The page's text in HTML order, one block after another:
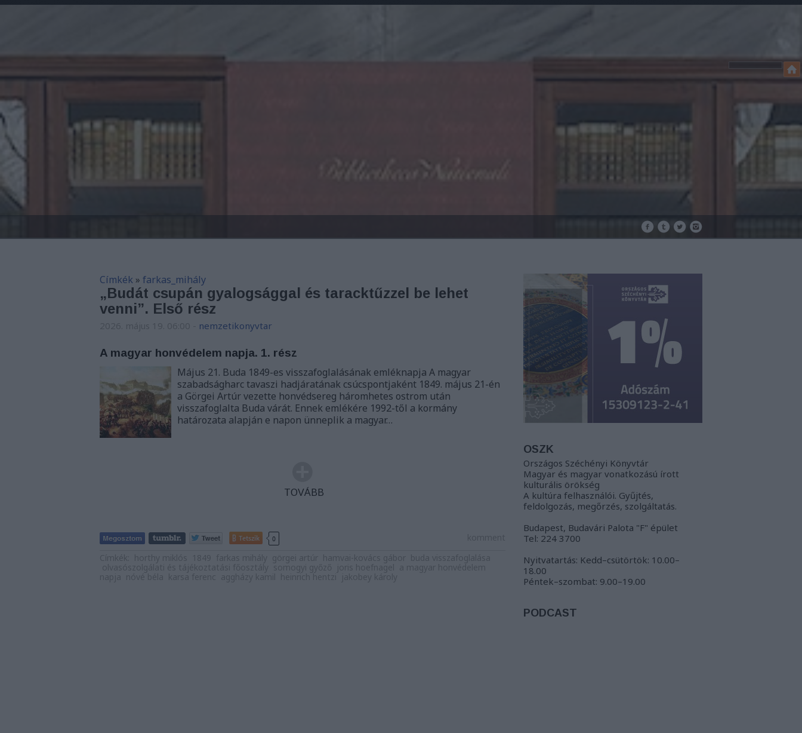
Címkék » farkas_mihály
„Budát csupán gyalogsággal és taracktűzzel be lehet
venni”. Első rész
nemzetikonyvtar
A magyar honvédelem napja. 1. rész
Május 21. Buda 1849-es visszafoglalásának emléknapja A magyar
szabadságharc tavaszi hadjáratának csúcspontjaként 1849. május 21-én
a Görgei Artúr vezette honvédsereg háromhetes ostrom után
visszafoglalta Buda várát. Ennek emlékére 1992-től a kormány
határozata alapján e napon ünneplik a magyar…
TOVÁBB
Tetszik 0
OSZK
Országos Széchényi Könyvtár
Magyar és magyar vonatkozású írott
kulturális örökség
A kultúra felhasználói. Gyűjtés,
feldolgozás, megőrzés, szolgáltatás.
Budapest, Budavári Palota "F" épület
Tel: 224 3700
Nyitvatartás: Kedd–csütörtök: 10.00–
18.00
Péntek–szombat: 9.00–19.00
PODCAST